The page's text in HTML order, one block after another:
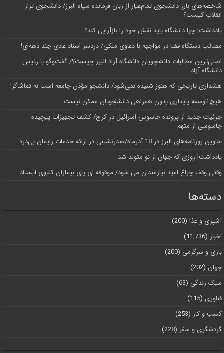
شاخصه‌های بارز دانشجوی تمام‌عیار از زبان فرمانده سپاه البرز/ دانشجوی تراز
انقلاب کیست؟
یادداشت| چرا دانشگاه باید نقش خود را بازآرایی کند؟
مصائب دستگاه قضا در مواجهه با دعاوی ملکی/ دردسر اسناد عادی چند‌ دهه‌ای!
اصلی‌ترین مطالبات دانشجویان دانشگاه آزاد البرز چیست؟/ گفت‌وگو با رئیس
دانشگاه آز‌اد
هشداری تاریخی که هنوز شنیده نمی‌شود/ دانشجو مؤذن جامعه است نه تماشاگر!
هیچ توسعه پایداری بدون همراهی دانشجویان ممکن نیست
جزئیات جدید از پرونده جاسوس اسرائیل در کرج/‌ کشف تجهیزات پیچیده
جاسوسی از متهم
عناوین روزنامه‌های البرز در ‌18 آذرماه/صدرنشینی در ارائه خدمات زایمان بی‌درد
یادداشت| روزی که جهان از نو متولد شد
وقتی وقف چراغ امید نیازمندان می شود/ موقوفه ای پای بیماران کلیوی ایستاد
دسته‌ها
آشپزی و غذا (200)
اخبار (11,736)
بازی و سرگرمی (200)
جهان (202)
سبک زندگی (63)
فناوری (115)
کسب و کار (253)
گردشگری و سفر (228)